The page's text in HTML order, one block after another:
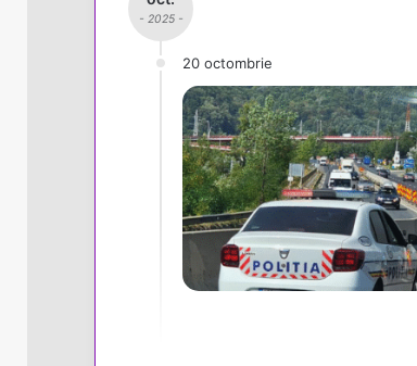
- 2025 -
20 octombrie